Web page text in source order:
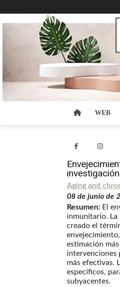
WEB
Aging and
08 de junio de
Resumen: El
inmunitario. La
creado el
estimación
intervenciones
más efectivas.
específicos,
subyacentes.